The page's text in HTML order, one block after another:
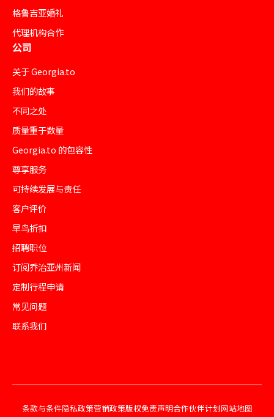
格鲁吉亚婚礼
代理机构合作
公司
关于 Georgia.to
我们的故事
不同之处
质量重于数量
Georgia.to 的包容性
尊享服务
可持续发展与责任
客户评价
早鸟折扣
招聘职位
订阅乔治亚州新闻
定制行程申请
常见问题
联系我们
条款与条件隐私政策营销政策版权免责声明合作伙伴计划网站地图